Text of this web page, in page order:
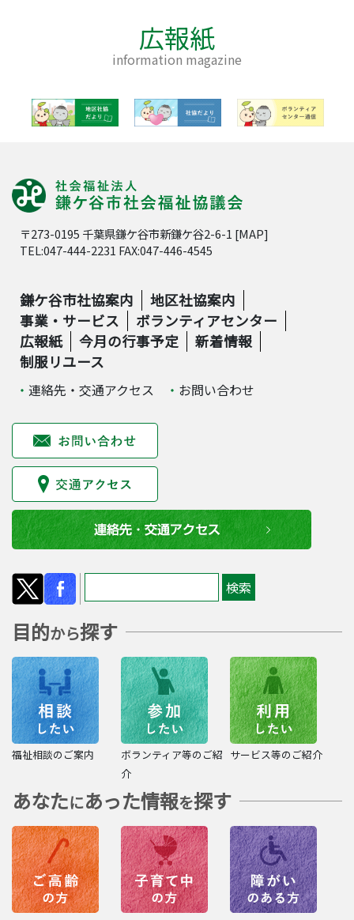
広報紙
information magazine
〒273-0195 千葉県鎌ケ谷市新鎌ケ谷2-6-1 [MAP]
TEL:047-444-2231 FAX:047-446-4545
鎌ケ谷市社協案内
地区社協案内
事業・サービス
ボランティアセンター
広報紙
今月の行事予定
新着情報
制服リユース
連絡先・交通アクセス お問い合わせ
目的から探す
福祉相談のご案内
ボランティア等のご紹
介
サービス等のご紹介
あなたにあった情報を探す